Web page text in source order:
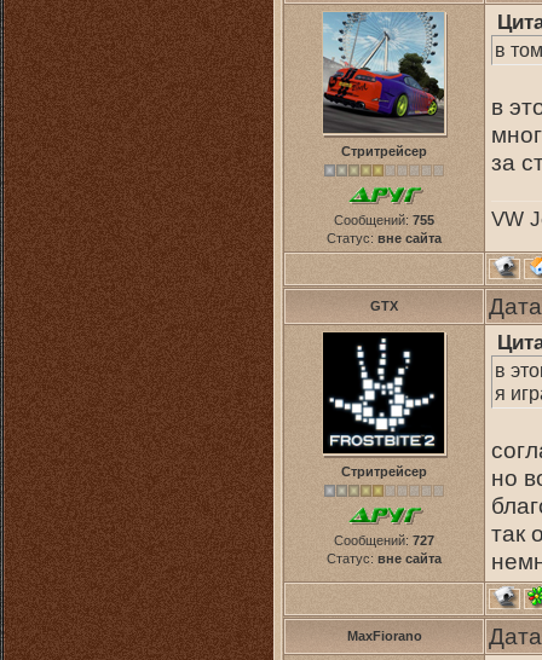
Стритрейсер
Сообщений: 755
Статус: вне сайта
в
в
за
VW
GTX
Стритрейсер
Сообщений: 727
Статус: вне сайта
в
я
но
так
MaxFiorano